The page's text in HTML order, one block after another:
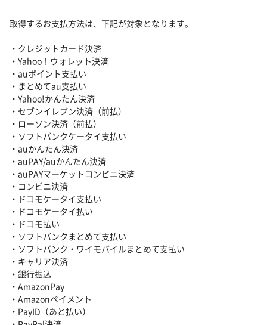
取得するお支払方法は、下記が対象となります。
・クレジットカード決済
・Yahoo！ウォレット決済
・auポイント支払い
・まとめてau支払い
・Yahoo!かんたん決済
・セブンイレブン決済（前払）
・ローソン決済（前払）
・ソフトバンクケータイ支払い
・auかんたん決済
・auPAY/auかんたん決済
・auPAYマーケットコンビニ決済
・コンビニ決済
・ドコモケータイ支払い
・ドコモケータイ払い
・ドコモ払い
・ソフトバンクまとめて支払い
・ソフトバンク・ワイモバイルまとめて支払い
・キャリア決済
・銀行振込
・AmazonPay
・Amazonペイメント
・PayID（あと払い）